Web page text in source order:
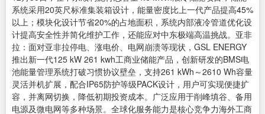
系统采用20英尺标准集装箱设计，能量密度比上一代产品提高45%
以上；模块化设计节省20%的占地面积，系统内部液冷管道优化设
计提高安全性并简化维护工作，还能应对中东极端高温挑战。亚非
拉：面对亚非拉停电、涨电价、电网崩溃等现状，GSL ENERGY
推出新一代125 kW 261 kwh工商业储能产品，创新研发的BMS电
池能量管理系统打破习惯协议壁垒，支持261 kWh～2610 Wh容量
灵活并机扩展，配合IP65防护等级PACK设计，用户可实现便捷扩
容，并离网切换，降低初期投资成本。广泛应用于削峰填谷、备用
电源及微电网等多种场景。全球化服务能力是核心竞争力海外工商